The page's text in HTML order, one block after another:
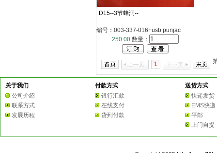
D15--3节蜂洞--
编号：003-337-016+usb punjac
250.00 数量：
1
关于我们
公司介绍
联系方式
发展历程
付款方式
银行汇款
在线支付
货到付款
送货方式
快递发货
EMS快递
平邮
上门自提